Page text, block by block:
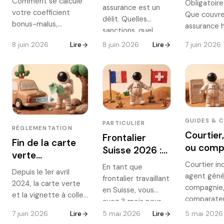
comment le
récupérer en
votre coefficient
bonus-malus,
accident responsable,
on récupère un bon
coefficient et
comment fonctionne
la descente rapide ?
Le guide complet
2026, avec exemples
chiffrés.
8 juin 2026 Lire
sanctions et
contrôle FVA
en 2026
assurance est un
délit. Quelles
sanctions, quel
contrôle via le
passe-t-il en cas
d'accident et
comment se
réassurer même
avec des
antécédents ? Le
point complet
2026.
8 juin 2026 Lire
Que
assurance
vraiment
facture
assurer ?
complet
locataires
7 juin 2026
RÉGLEMENTATION
Fin de la carte
verte
d'assurance : ce
qui a changé et
comment
vous êtes assuré
Depuis le 1er avril
2024, la carte verte
et la vignette à coller
disparu. Comment
7 juin 2026 Lire
PARTICULIER
Frontalier
Suisse 2026 :
LAMal, CMU ou
assurance
privée
française ?
En tant que
frontalier travaillant
en Suisse, vous
avez 3 mois pour
exercer votre droit
5 mai 2026 Lire
GUIDES &
ou
en ligne
choisir
2026 ?
Courtier
agent
compagnie,
mutuelle :
5 mai 2026